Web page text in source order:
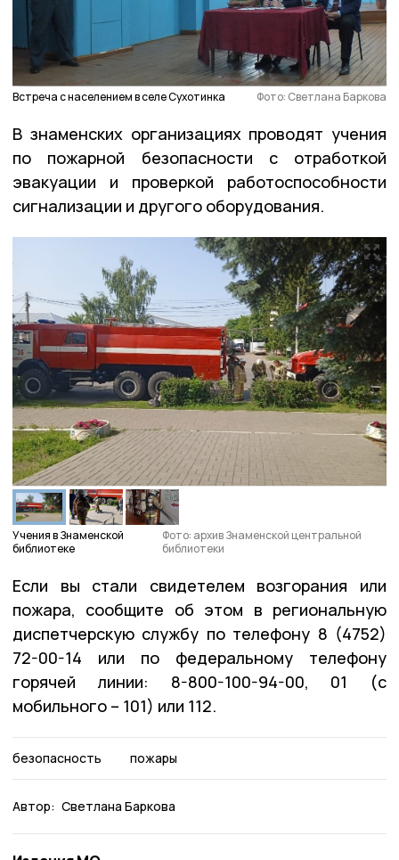
Встреча с населением в селе Сухотинка Фото: Светлана Баркова
В знаменских организациях проводят учения
по пожарной безопасности с отработкой
эвакуации и проверкой работоспособности
сигнализации и другого оборудования.
Учения в Знаменской
библиотеке
Фото: архив Знаменской центральной
библиотеки
Если вы стали свидетелем возгорания или
пожара, сообщите об этом в региональную
диспетчерскую службу по телефону 8 (4752)
72-00-14 или по федеральному телефону
горячей линии: 8-800-100-94-00, 01 (с
мобильного – 101) или 112.
безопасность пожары
Автор: Светлана Баркова